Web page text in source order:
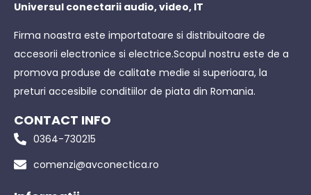
Universul conectarii audio, video, IT
Firma noastra este importatoare si distribuitoare de
accesorii electronice si electrice.Scopul nostru este de a
promova produse de calitate medie si superioara, la
preturi accesibile conditiilor de piata din Romania.
CONTACT INFO
0364-730215
comenzi@avconectica.ro